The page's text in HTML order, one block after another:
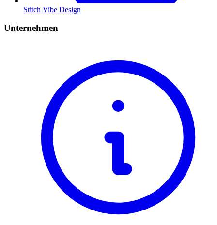
Stitch Vibe Design
Unternehmen